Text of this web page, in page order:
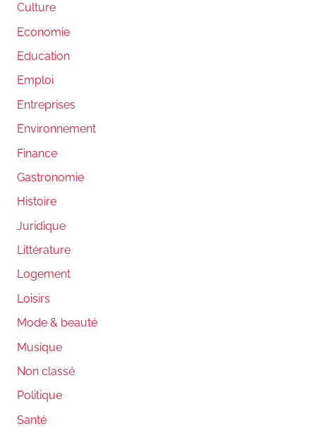
Culture
Economie
Education
Emploi
Entreprises
Environnement
Finance
Gastronomie
Histoire
Juridique
Littérature
Logement
Loisirs
Mode & beauté
Musique
Non classé
Politique
Santé